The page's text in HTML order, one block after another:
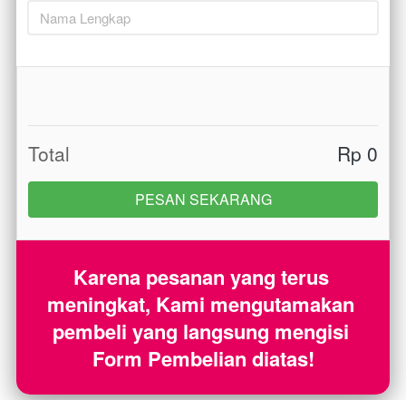
Total Rp 0
`PESAN SEKARANG
Karena pesanan yang terus
meningkat, Kami mengutamakan
pembeli yang langsung mengisi
Form Pembelian diatas!